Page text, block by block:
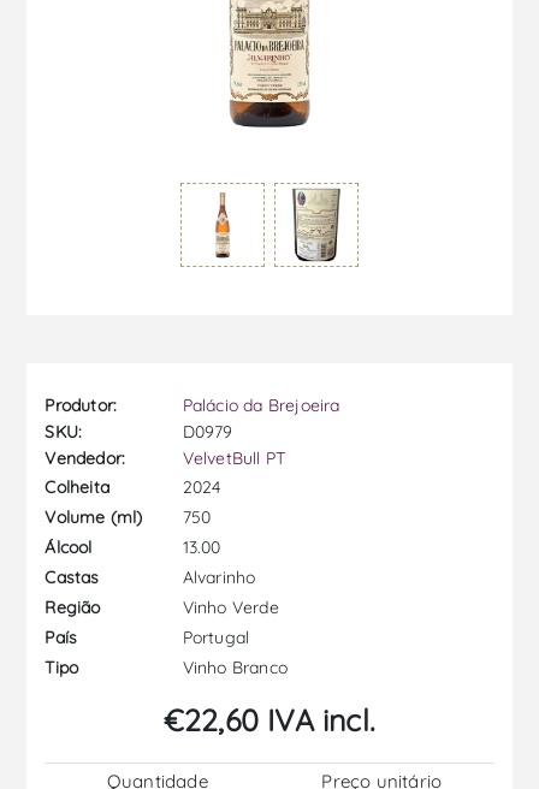
Produtor:
Palácio da Brejoeira
SKU:
D0979
Vendedor:
VelvetBull PT
Colheita
2024
Volume (ml)
750
Álcool
13.00
Castas
Alvarinho
Região
Vinho Verde
País
Portugal
Tipo
Vinho Branco
€22,60 IVA incl.
Quantidade
Preço unitário